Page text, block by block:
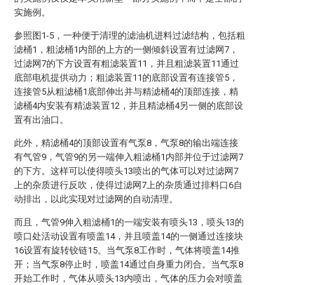
实施例。
参照图1-5，一种便于清理的滤油机进料过滤结构，包括粗
滤桶1，粗滤桶1内部的上方的一侧倾斜设置有过滤网7，
过滤网7的下方设置有粗滤装置11，并且粗滤装置11通过
底部电机提供动力；粗滤装置11的底部设置有连接管5，
连接管5从粗滤桶1底部伸出并与精滤桶4的顶部连接，精
滤桶4内安装有精滤装置12，并且精滤桶4另一侧的底部设
置有出油口。
此外，精滤桶4的顶部设置有气泵8，气泵8的输出端连接
有气管9，气管9的另一端伸入粗滤桶1内部并位于过滤网7
的下方。这样可以使得喷头13喷出的气体可以对过滤网7
上的杂质进行反吹，使得过滤网7上的杂质通过排料口6自
动排出，以此实现对过滤网的自动清理。
而且，气管9伸入粗滤桶1的一端安装有喷头13，喷头13的
喷口处活动设置有喷盖14，并且喷盖14的一侧通过连接块
16设置有旋转铰链15。当气泵8工作时，气体将喷盖14推
开；当气泵8停止时，喷盖14通过自身重力闭合。当气泵8
开始工作时，气体从喷头13内喷出，气体的压力会对喷盖